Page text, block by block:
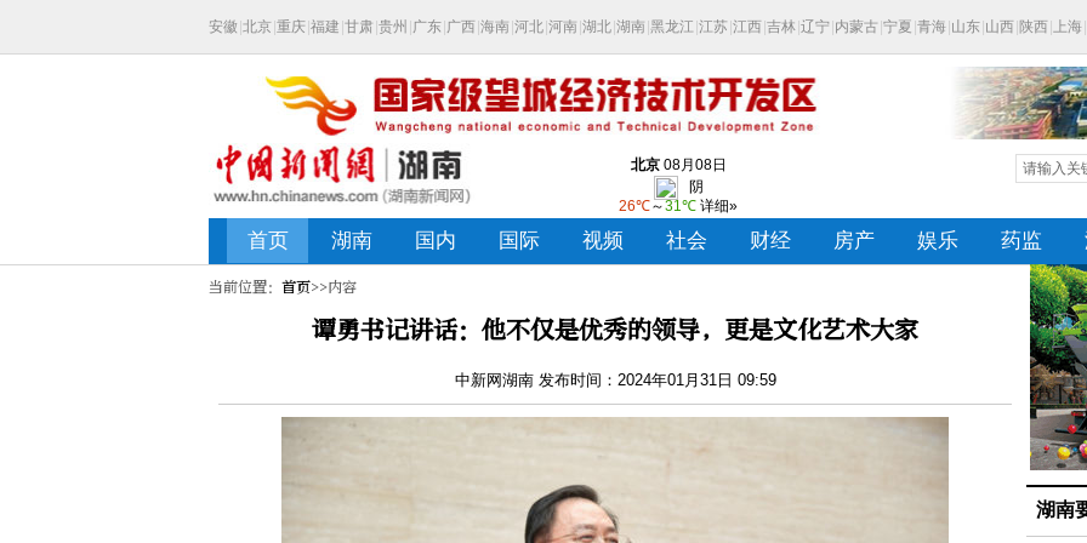
当前位置： 首页>>内容
谭勇书记讲话：他不仅是优秀的领导，更是文化艺术大家
中新网湖南 发布时间：2024年01月31日 09:59
湖南